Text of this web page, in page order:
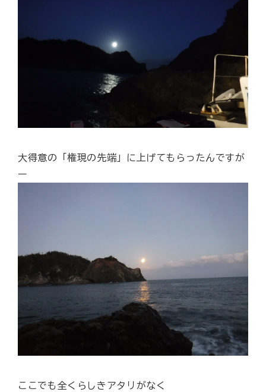
大得意の「権現の先端」に上げてもらったんですが
ー
ここでも全くらしきアタリがなく